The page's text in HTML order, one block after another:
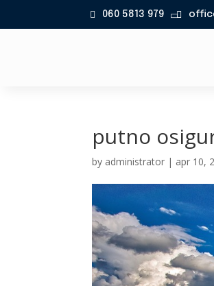
060 5813 979 
putno
by administrator | apr 10,